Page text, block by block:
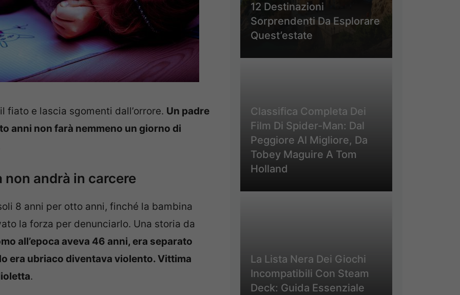
e lascia sgomenti dall’orrore. Un padre
anni non farà nemmeno un giorno di
non andrà in carcere
8 anni per otto anni, finché la bambina
la forza per denunciarlo. Una storia da
all’epoca aveva 46 anni, era separato
era ubriaco diventava violento. Vittima
.
12 Destinazioni
Sorprendenti Da Esplorare
Quest’estate
Classifica Completa Dei
Film Di Spider-Man: Dal
Peggiore Al Migliore, Da
Tobey Maguire A Tom
Holland
La Lista Nera Dei Giochi
Incompatibili Con Steam
Deck: Guida Essenziale